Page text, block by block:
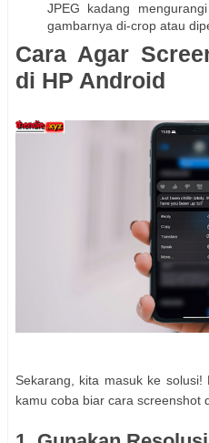
JPEG kadang
gambarnya di-crop atau
Cara Agar
di HP Android
Sekarang, kita masuk ke
kamu coba biar cara screenshot